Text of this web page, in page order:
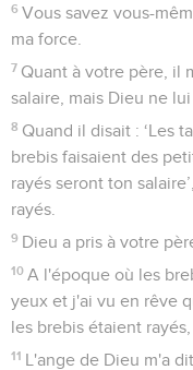
6 Vous savez vous-
ma force.
7 Quant à votre père, il
salaire, mais Dieu ne
8 Quand il disait : ‘Les
brebis faisaient des
rayés seront ton
rayés.
9 Dieu a pris à votre
10 A l'époque où les
yeux et j'ai vu en rêve
les brebis étaient
11 L'ange de Dieu m'a